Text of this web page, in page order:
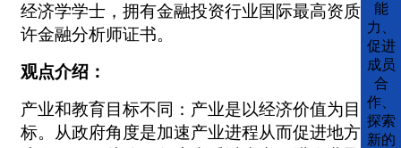
经济学学士，拥有金融投资行业国际最高资质特
许金融分析师证书。
观点介绍：
产业和教育目标不同：产业是以经济价值为目
标。从政府角度是加速产业进程从而促进地方经
能
力、
促进
成员
合
作、
探索
新的